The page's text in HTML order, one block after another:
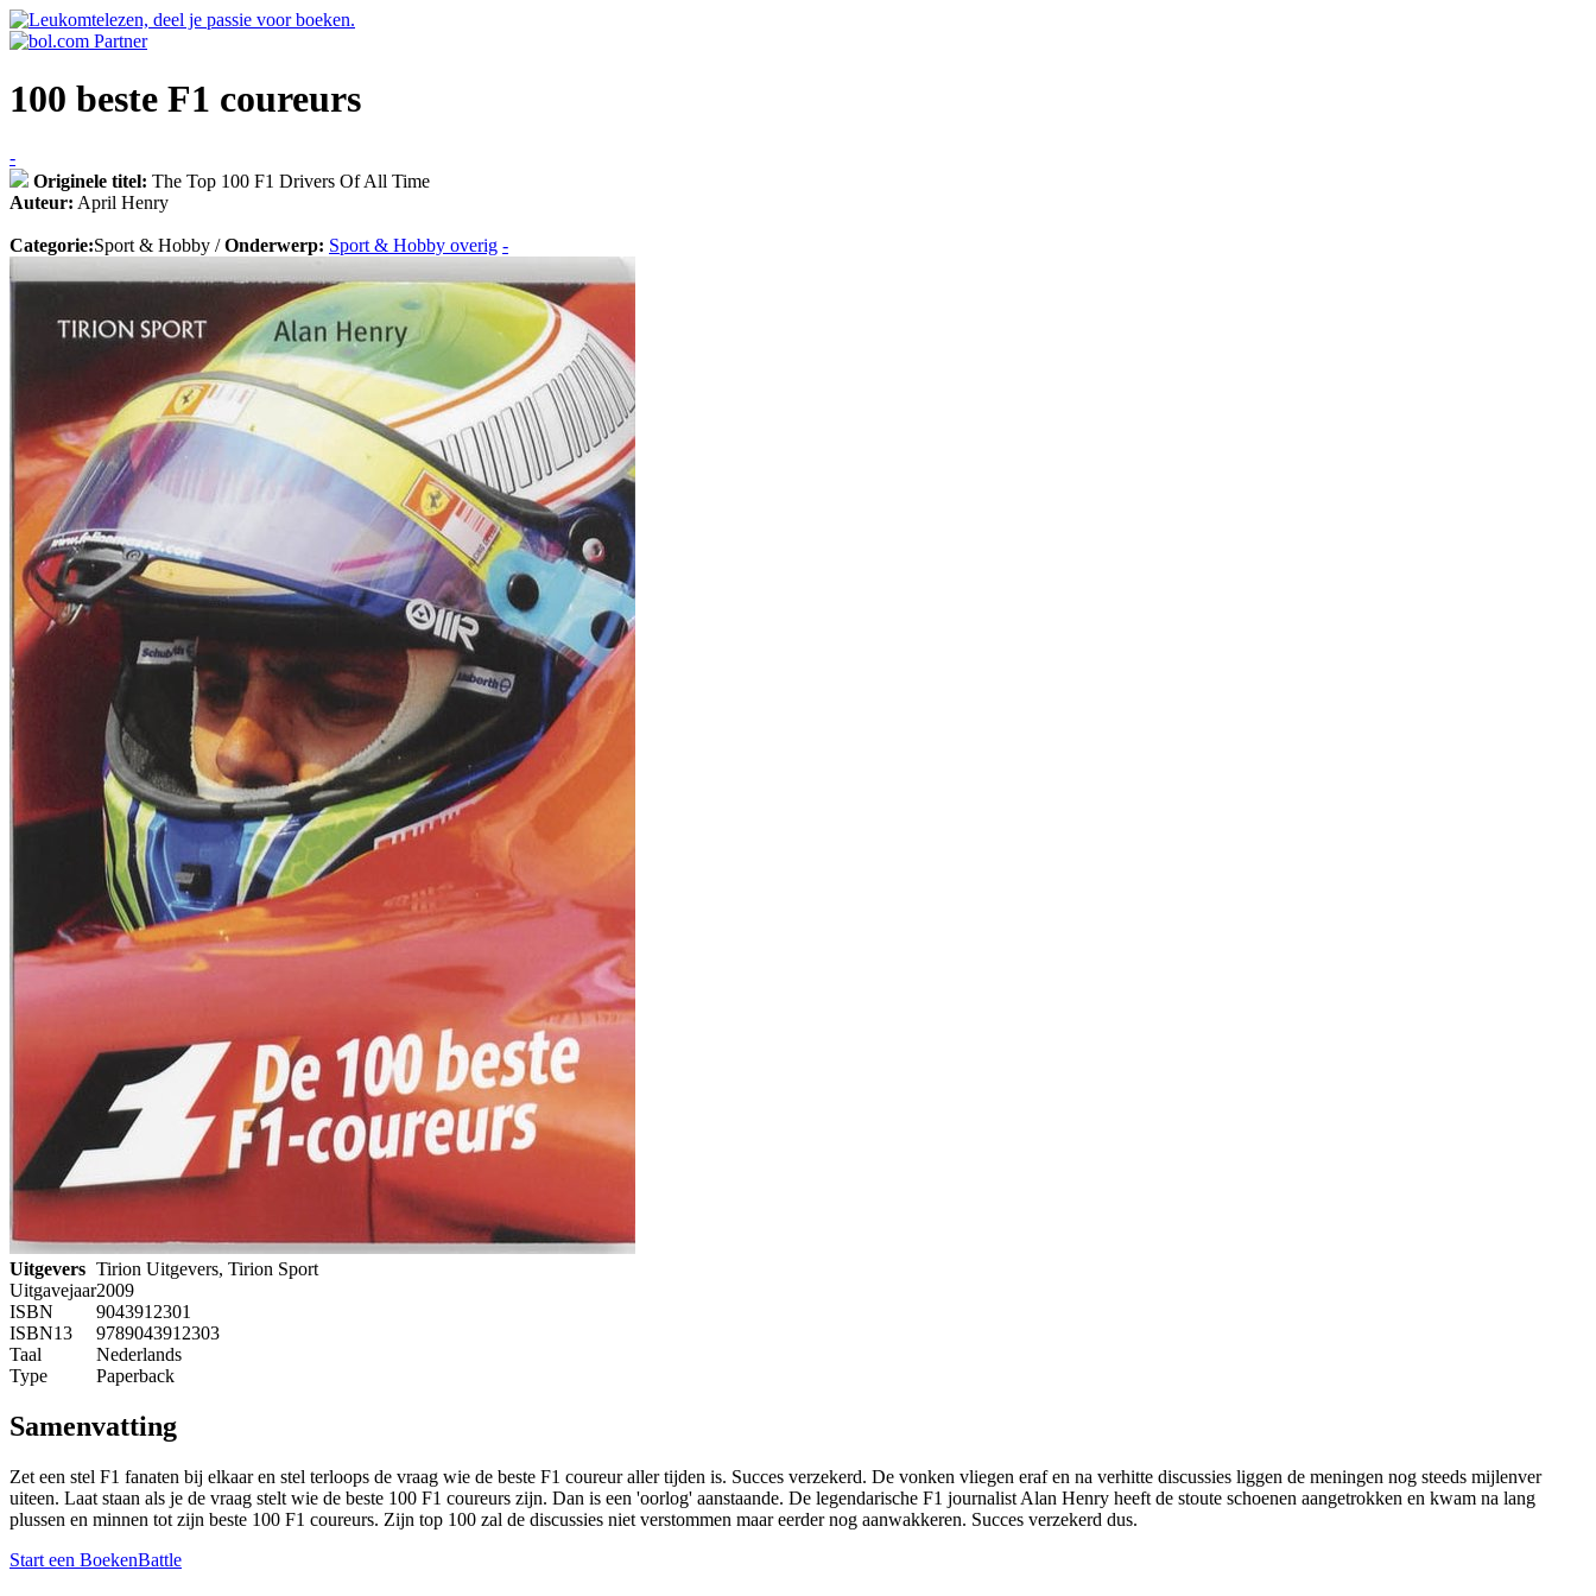
100 beste F1 coureurs
-
Originele titel: The Top 100 F1 Drivers Of All Time
Auteur: April Henry
Categorie:Sport & Hobby /Onderwerp: Sport & Hobby overig -
Uitgevers Tirion Uitgevers, Tirion Sport
Uitgavejaar2009
ISBN
9043912301
ISBN13
9789043912303
Taal
Nederlands
Type
Paperback
Samenvatting
Zet een stel F1 fanaten bij elkaar en stel terloops de vraag wie de beste F1 coureur aller tijden is. Succes verzekerd. De vonken vliegen eraf en na verhitte discussies liggen de meningen nog steeds mijlenver
uiteen. Laat staan als je de vraag stelt wie de beste 100 F1 coureurs zijn. Dan is een 'oorlog' aanstaande. De legendarische F1 journalist Alan Henry heeft de stoute schoenen aangetrokken en kwam na lang
plussen en minnen tot zijn beste 100 F1 coureurs. Zijn top 100 zal de discussies niet verstommen maar eerder nog aanwakkeren. Succes verzekerd dus.
Start een BoekenBattle